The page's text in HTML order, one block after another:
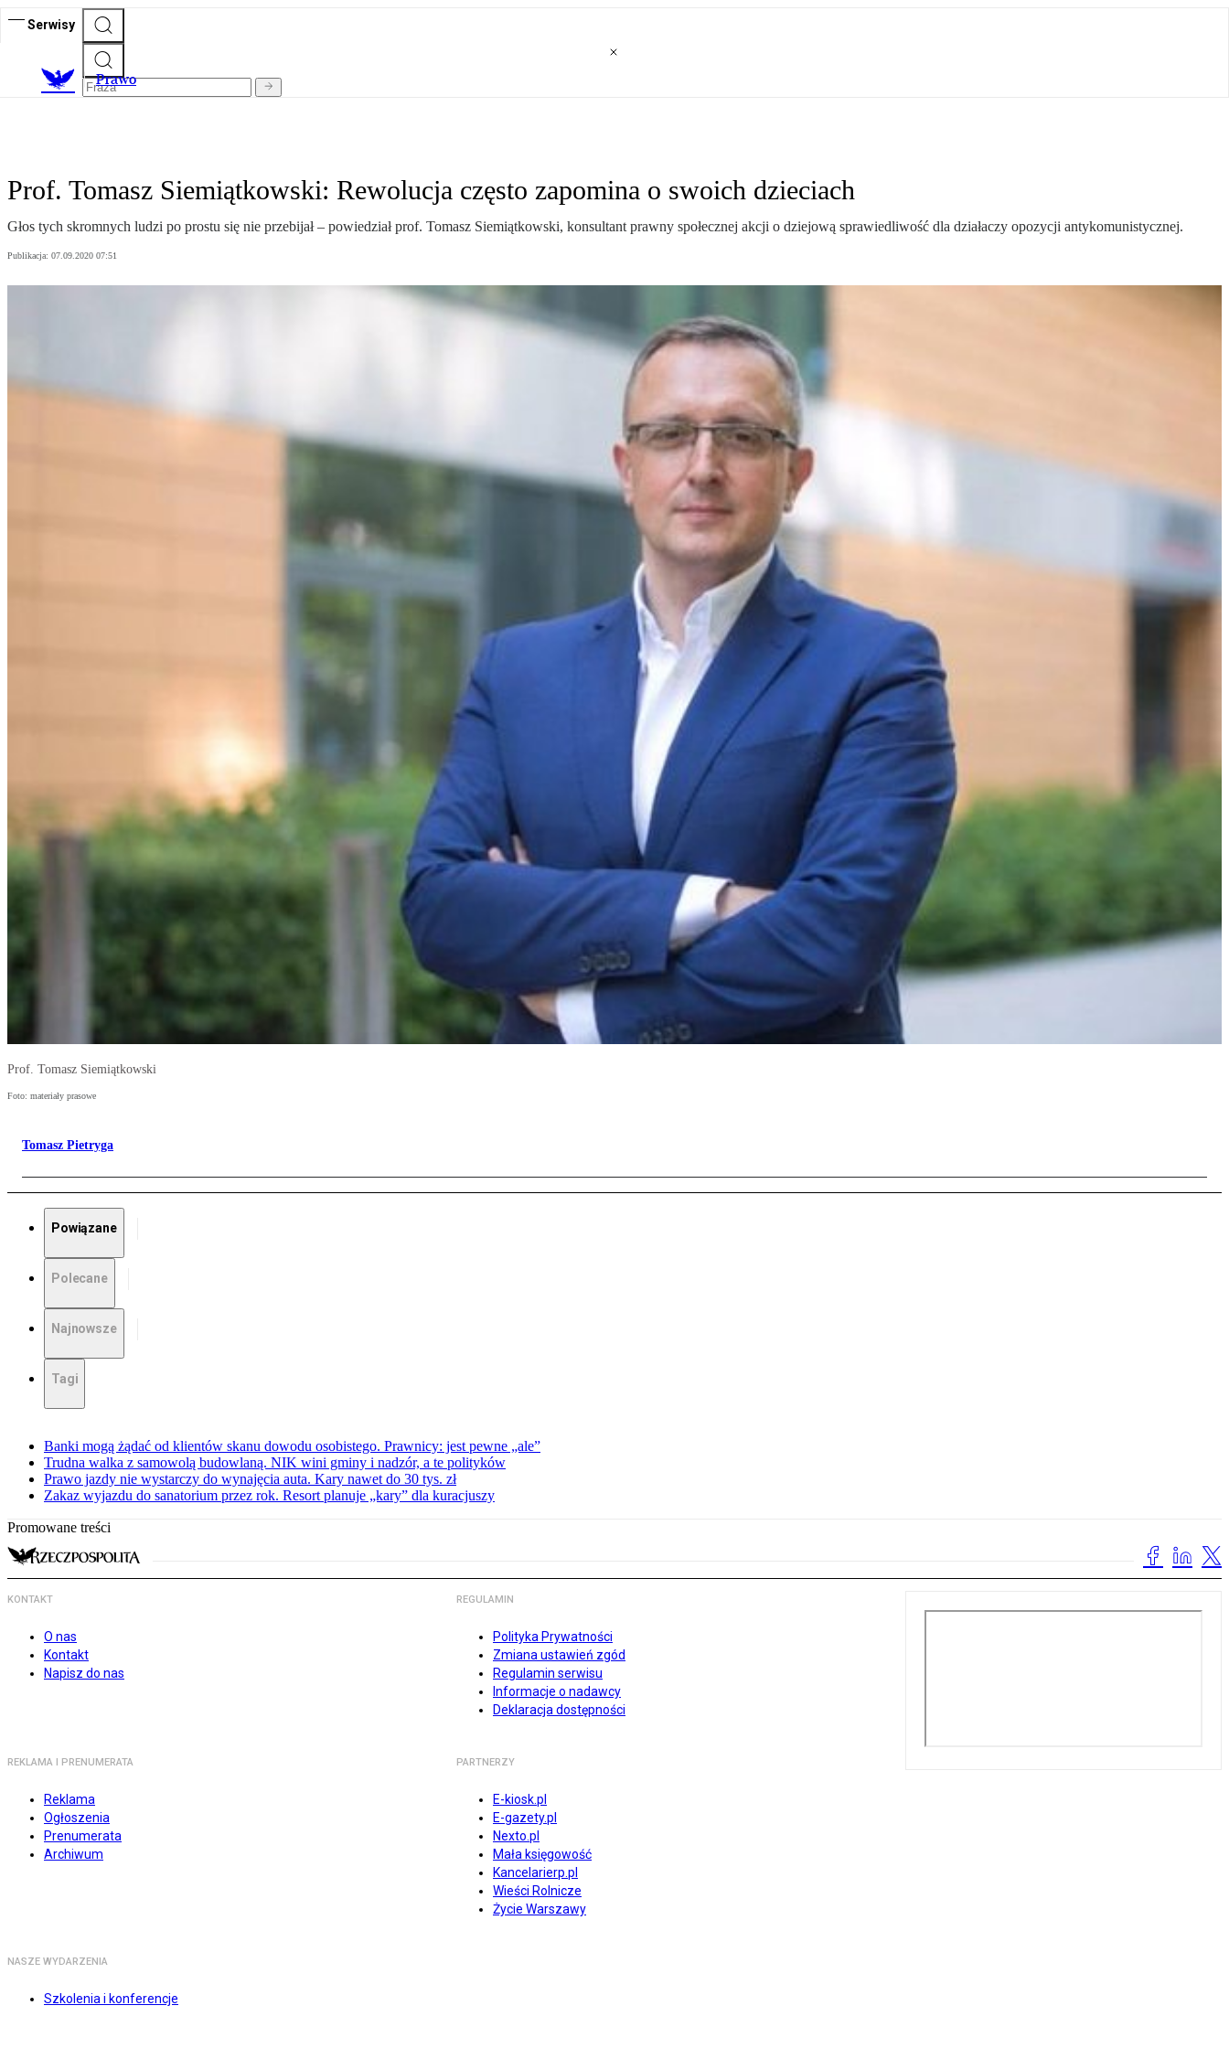
Serwisy
Prawo
Prof. Tomasz Siemiątkowski: Rewolucja często zapomina o swoich dzieciach
Głos tych skromnych ludzi po prostu się nie przebijał – powiedział prof. Tomasz Siemiątkowski, konsultant prawny społecznej akcji o dziejową sprawiedliwość dla działaczy opozycji antykomunistycznej.
Publikacja: 07.09.2020 07:51
Prof. Tomasz Siemiątkowski
Foto: materiały prasowe
Tomasz Pietryga
Powiązane
Polecane
Najnowsze
Tagi
Banki mogą żądać od klientów skanu dowodu osobistego. Prawnicy: jest pewne „ale”
Trudna walka z samowolą budowlaną. NIK wini gminy i nadzór, a te polityków
Prawo jazdy nie wystarczy do wynajęcia auta. Kary nawet do 30 tys. zł
Zakaz wyjazdu do sanatorium przez rok. Resort planuje „kary” dla kuracjuszy
Promowane treści
KONTAKT
O nas
Kontakt
Napisz do nas
REGULAMIN
Polityka Prywatności
Zmiana ustawień zgód
Regulamin serwisu
Informacje o nadawcy
Deklaracja dostępności
REKLAMA I PRENUMERATA
Reklama
Ogłoszenia
Prenumerata
Archiwum
PARTNERZY
E-kiosk.pl
E-gazety.pl
Nexto.pl
Mała księgowość
Kancelarierp.pl
Wieści Rolnicze
Życie Warszawy
NASZE WYDARZENIA
Szkolenia i konferencje